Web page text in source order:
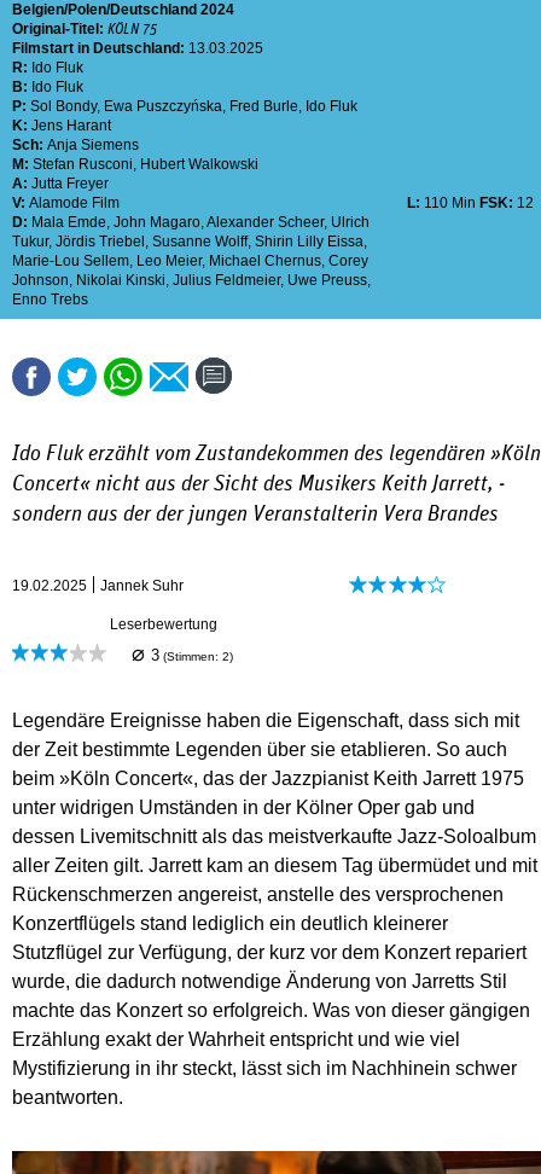
Belgien Polen Deutschland 2024
Original-Titel: KÖLN 75
Filmstart in Deutschland: 13.03.2025
R: Ido Fluk
B: Ido Fluk
P: Sol Bondy, Ewa Puszczyńska, Fred Burle, Ido Fluk
K: Jens Harant
Sch: Anja Siemens
M: Stefan Rusconi, Hubert Walkowski
A: Jutta Freyer
V: Alamode Film L: 110 Min FSK: 12
D: Mala Emde, John Magaro,Alexander Scheer, Ulrich
Tukur, Jördis Triebel , Susanne Wolff, Shirin Lilly Eissa,
Marie-Lou Sellem, Leo Meier, Michael Chernus, Corey
Johnson, Nikolai Kinski, Julius Feldmeier, Uwe Preuss,
Enno Trebs
Ido Fluk erzählt vom Zustandekommen des legendären »Köln
Concert« nicht aus der Sicht des Musikers Keith Jarrett, ­
sondern aus der der jungen ­Veranstalterin Vera Brandes
19.02.2025 Jannek Suhr
Leserbewertung
⌀ 3 (Stimmen: 2)
Legendäre Ereignisse haben die Eigenschaft, dass sich mit
der Zeit bestimmte Legenden über sie etablieren. So auch
beim »Köln Concert«, das der Jazzpianist Keith Jarrett 1975
unter widrigen Umständen in der Kölner Oper gab und
dessen Livemitschnitt als das meistverkaufte Jazz-Soloalbum
aller Zeiten gilt. Jarrett kam an diesem Tag übermüdet und mit
Rückenschmerzen angereist, anstelle des versprochenen
Konzertflügels stand lediglich ein deutlich kleinerer
Stutzflügel zur Verfügung, der kurz vor dem Konzert repariert
wurde, die dadurch notwendige Änderung von Jarretts Stil
machte das Konzert so erfolgreich. Was von dieser gängigen
Erzählung exakt der Wahrheit entspricht und wie viel
Mystifizierung in ihr steckt, lässt sich im Nachhinein schwer
beantworten.